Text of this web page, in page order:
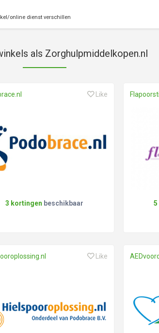
online dienst verschillen
als Zorghulpmiddelkopen.nl
Like
3 kortingen beschikbaar
Like